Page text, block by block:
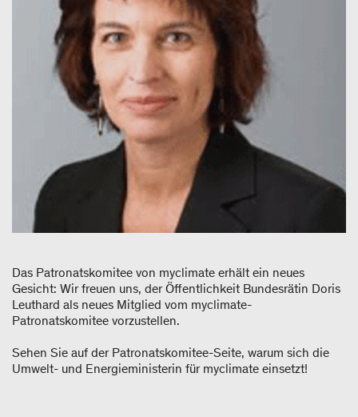
Das Patronatskomitee von myclimate erhält ein neues
Gesicht: Wir freuen uns, der Öffentlichkeit Bundesrätin Doris
Leuthard als neues Mitglied vom myclimate-
Patronatskomitee vorzustellen.
Sehen Sie auf der Patronatskomitee-Seite, warum sich die
Umwelt- und Energieministerin für myclimate einsetzt!